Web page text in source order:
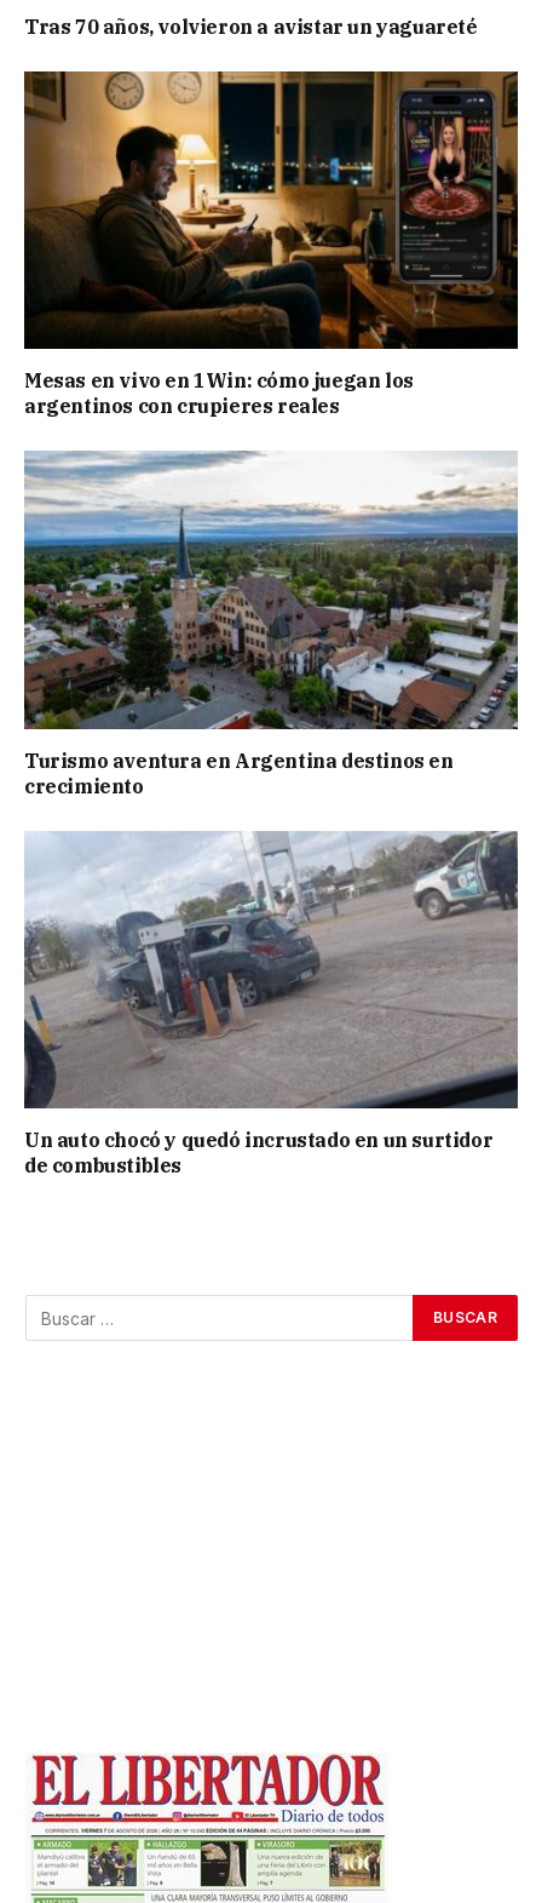
Tras 70 años, volvieron a avistar un yaguareté
Mesas en vivo en 1Win: cómo juegan los
argentinos con crupieres reales
Turismo aventura en Argentina destinos en
crecimiento
Un auto chocó y quedó incrustado en un surtidor
de combustibles